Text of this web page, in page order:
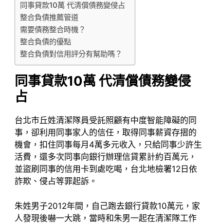
同事貸款10萬 代清償債務變侵占
整合負債推薦管道
需要債務整合時機？
整合負債的優點
整合負債對信用評分有幫助嗎？
同事貸款10萬 代清償債務變侵
占
台北市丘姓清潔隊員受託照顧有中度智能障礙的同
事，卻利用同事家人的信任，取得同事薪資存摺的
機會，扣住同事每月4萬多元收入，只給同事少許生
活費，還多次同事向銀行辦理信貸累計約百萬元，
並盜刷同事的信用卡到處吃喝，台北地檢署12日依
詐欺、侵占等罪起訴。
朱姓男子2012年間，自己跑去銀行貸款10萬元，家
人發現後嚇一大跳，當時和朱男一起在清潔隊工作